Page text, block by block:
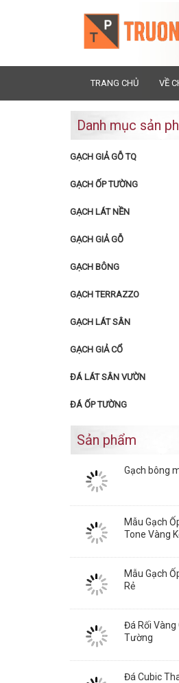
TRANG CHỦ VỀ
Danh mục sản
GẠCH GIẢ GỖ TQ
GẠCH ỐP TƯỜNG
GẠCH LÁT NỀN
GẠCH GIẢ GỖ
GẠCH BÔNG
GẠCH TERRAZZO
GẠCH LÁT SÂN
GẠCH GIẢ CỔ
ĐÁ LÁT SÂN VƯỜN
ĐÁ ỐP TƯỜNG
Sản phẩm
Gạch bông
Mẫu Gạch
Tone Vàng
Mẫu Gạch
Rẻ
Đá Rối Vàng
Tường
Đá Cubic